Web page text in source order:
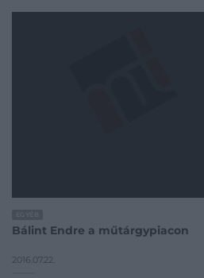
Bálint Endre a műtárgypiacon
2016.07.22.